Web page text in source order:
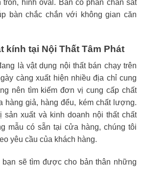
tròn, hình oval. Bàn có phần chân sắt
bàn chắc chắn với không gian căn
kính tại Nội Thất Tâm Phát
là vật dụng nội thất bán chạy trên
càng xuất hiện nhiều địa chỉ cung
nên tìm kiếm đơn vị cung cấp chất
hàng giả, hàng đểu, kém chất lượng.
sản xuất và kinh doanh nội thất chất
mẫu có sẵn tại cửa hàng, chúng tôi
yêu cầu của khách hàng.
sẽ tìm được cho bản thân những